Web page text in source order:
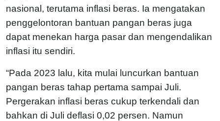
nasional, terutama inflasi beras. Ia mengatakan
penggelontoran bantuan pangan beras juga
dapat menekan harga pasar dan mengendalikan
inflasi itu sendiri.
“Pada 2023 lalu, kita mulai luncurkan bantuan
pangan beras tahap pertama sampai Juli.
Pergerakan inflasi beras cukup terkendali dan
bahkan di Juli deflasi 0,02 persen. Namun